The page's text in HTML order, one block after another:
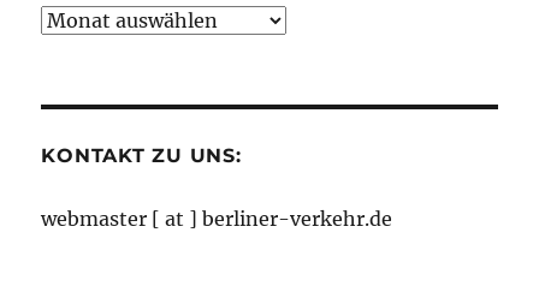
Neuigkeiten
KONTAKT ZU UNS:
webmaster [ at ] berliner-verkehr.de